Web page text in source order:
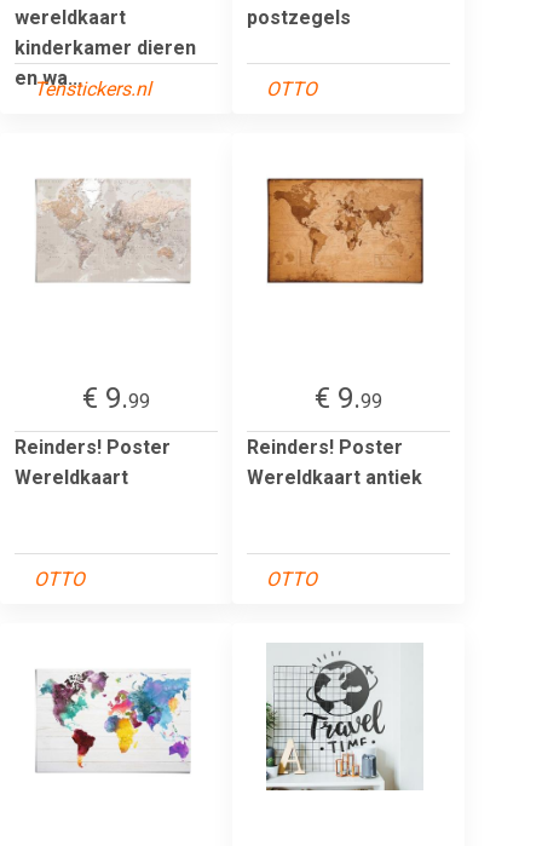
wereldkaart
kinderkamer dieren
en wa...
Tenstickers.nl
postzegels
OTTO
€ 9.99
Reinders! Poster
Wereldkaart
OTTO
€ 9.99
Reinders! Poster
Wereldkaart antiek
OTTO